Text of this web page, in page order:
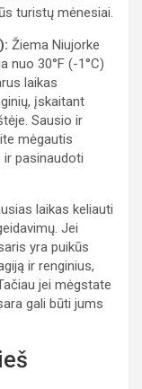
turistų mėnesiai.
Žiema Niujorke
nuo 30°F (-1°C)
laikas
įskaitant
Sausio ir
mėgautis
ir pasinaudoti
laikas keliauti
Jei
yra puikūs
ir renginius,
jei mėgstate
gali būti jums